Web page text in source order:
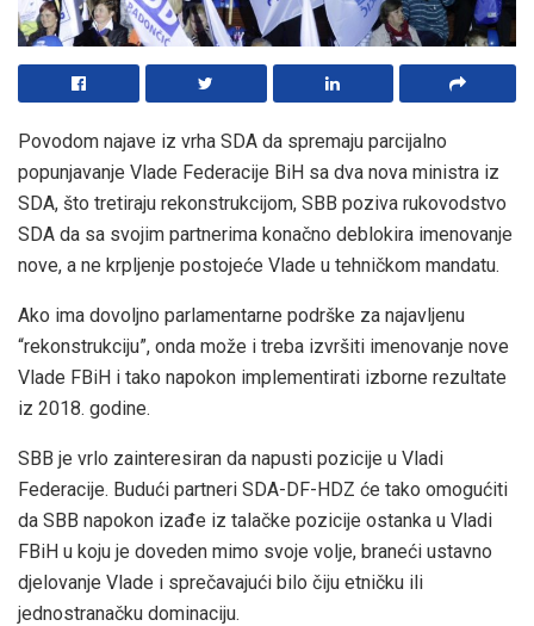
Povodom najave iz vrha SDA da spremaju parcijalno
popunjavanje Vlade Federacije BiH sa dva nova ministra iz
SDA, što tretiraju rekonstrukcijom, SBB poziva rukovodstvo
SDA da sa svojim partnerima konačno deblokira imenovanje
nove, a ne krpljenje postojeće Vlade u tehničkom mandatu.
Ako ima dovoljno parlamentarne podrške za najavljenu
“rekonstrukciju”, onda može i treba izvršiti imenovanje nove
Vlade FBiH i tako napokon implementirati izborne rezultate
iz 2018. godine.
SBB je vrlo zainteresiran da napusti pozicije u Vladi
Federacije. Budući partneri SDA-DF-HDZ će tako omogućiti
da SBB napokon izađe iz talačke pozicije ostanka u Vladi
FBiH u koju je doveden mimo svoje volje, braneći ustavno
djelovanje Vlade i sprečavajući bilo čiju etničku ili
jednostranačku dominaciju.